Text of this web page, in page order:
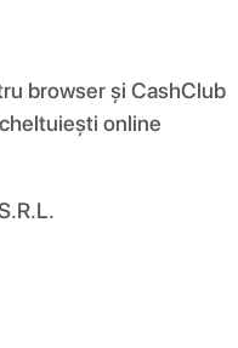
browser și CashClub
online